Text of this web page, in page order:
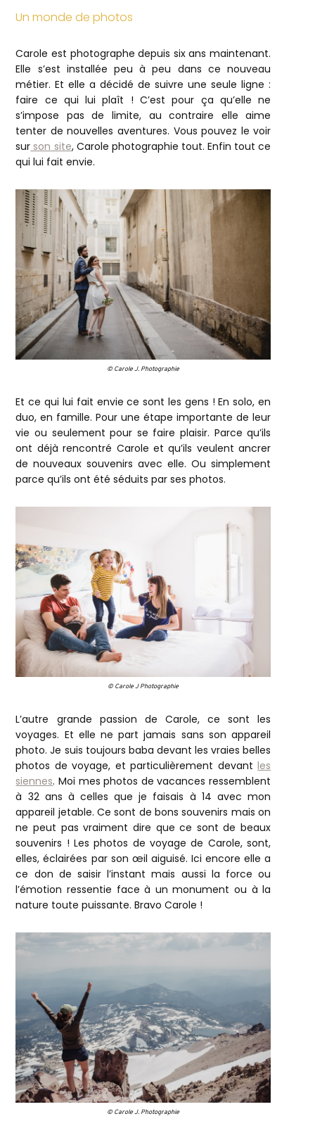
Un monde de photos
Carole est photographe depuis six ans maintenant.
Elle s’est installée peu à peu dans ce nouveau
métier. Et elle a décidé de suivre une seule ligne :
faire ce qui lui plaît ! C’est pour ça qu’elle ne
s’impose pas de limite, au contraire elle aime
tenter de nouvelles aventures. Vous pouvez le voir
sur son site, Carole photographie tout. Enfin tout ce
qui lui fait envie.
© Carole J. Photographie
Et ce qui lui fait envie ce sont les gens ! En solo, en
duo, en famille. Pour une étape importante de leur
vie ou seulement pour se faire plaisir. Parce qu’ils
ont déjà rencontré Carole et qu’ils veulent ancrer
de nouveaux souvenirs avec elle. Ou simplement
parce qu’ils ont été séduits par ses photos.
© Carole J Photographie
L’autre grande passion de Carole, ce sont les
voyages. Et elle ne part jamais sans son appareil
photo. Je suis toujours baba devant les vraies belles
photos de voyage, et particulièrement devantles
siennes. Moi mes photos de vacances ressemblent
à 32 ans à celles que je faisais à 14 avec mon
appareil jetable. Ce sont de bons souvenirs mais on
ne peut pas vraiment dire que ce sont de beaux
souvenirs ! Les photos de voyage de Carole, sont,
elles, éclairées par son œil aiguisé. Ici encore elle a
ce don de saisir l’instant mais aussi la force ou
l’émotion ressentie face à un monument ou à la
nature toute puissante. Bravo Carole !
© Carole J. Photographie